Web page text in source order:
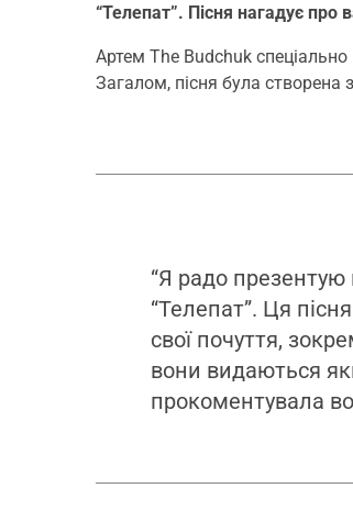
“Телепат”. Пісня нагадує про
Артем The Budchuk
Загалом, пісня була створена
“Я радо презентую
“Телепат”. Ця
свої почуття,
вони видаються
прокоментувала